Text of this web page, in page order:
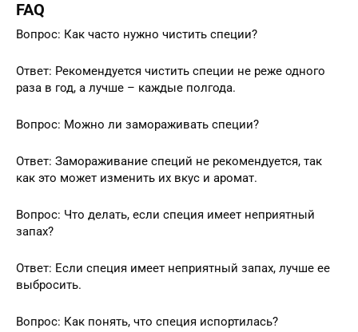
FAQ
Вопрос: Как часто нужно чистить специи?
Ответ: Рекомендуется чистить специи не реже одного
раза в год, а лучше – каждые полгода.
Вопрос: Можно ли замораживать специи?
Ответ: Замораживание специй не рекомендуется, так
как это может изменить их вкус и аромат.
Вопрос: Что делать, если специя имеет неприятный
запах?
Ответ: Если специя имеет неприятный запах, лучше ее
выбросить.
Вопрос: Как понять, что специя испортилась?